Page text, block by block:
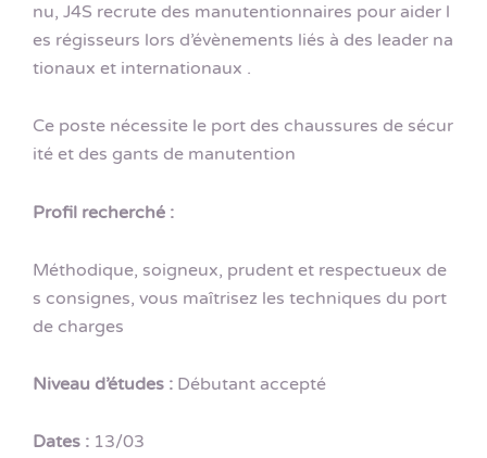
nu, J4S recrute des manutentionnaires pour aider l
es régisseurs lors d’évènements liés à des leader na
tionaux et internationaux .
Ce poste nécessite le port des chaussures de sécur
ité et des gants de manutention
Profil recherché :
Méthodique, soigneux, prudent et respectueux de
s consignes, vous maîtrisez les techniques du port
de charges
Niveau d’études : Débutant accepté
Dates : 13/03